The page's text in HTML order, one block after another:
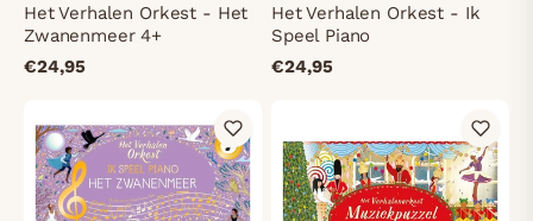
Het Verhalen Orkest - Het
Zwanenmeer 4+
€24,95
Het Verhalen Orkest - Ik
Speel Piano
€24,95